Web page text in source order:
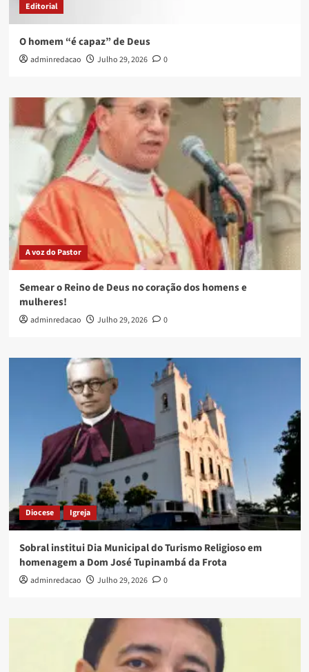
Editorial
O homem “é capaz” de Deus
adminredacao Julho 29, 2026 0
A voz do Pastor
Semear o Reino de Deus no coração dos homens e
mulheres!
adminredacao Julho 29, 2026 0
Diocese Igreja
Sobral institui Dia Municipal do Turismo Religioso em
homenagem a Dom José Tupinambá da Frota
adminredacao Julho 29, 2026 0